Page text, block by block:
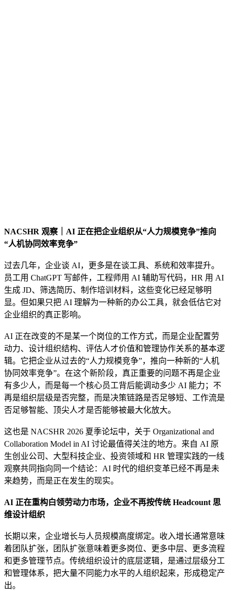
NACSHR 观察｜AI 正在把企业组织从“人力规模竞争”推向
“人机协同效率竞争”
过去几年，企业谈 AI，更多是在谈工具、系统和效率提升。
员工用 ChatGPT 写邮件，工程师用 AI 辅助写代码，HR 用 AI
生成 JD、筛选简历、制作培训材料，这些变化已经足够明
显。但如果只把 AI 理解为一种新的办公工具，就会低估它对
企业组织的真正影响。
AI 正在改变的不是某一个岗位的工作方式，而是企业配置劳
动力、设计组织结构、评估人才价值和管理协作关系的基本逻
辑。它把企业从过去的“人力规模竞争”，推向一种新的“人机
协同效率竞争”。在这个新阶段，真正重要的问题不再是企业
有多少人，而是每一个核心员工背后能调动多少 AI 能力；不
再是组织层级是否完整，而是决策链路是否足够短、工作流是
否足够智能、顶尖人才是否能够被最大化放大。
这也是 NACSHR 2026 夏季论坛中，关于 Organizational and
Collaboration Model in AI 讨论最值得关注的地方。来自 AI 原
生创业公司、大型科技企业、投资领域和 HR 管理实践的一线
观察共同指向同一个结论：AI 时代的组织变革已经不再是未
来趋势，而是正在发生的现实。
AI 正在重构白领劳动力市场，企业不再按传统 Headcount 思
维设计组织
长期以来，企业增长与人员规模高度绑定。收入增长通常意味
着团队扩张，团队扩张意味着更多岗位、更多中层、更多流程
和更多管理节点。传统组织设计的底层逻辑，是通过层级分工
和管理体系，把大量不同能力水平的人组织起来，形成稳定产
出。